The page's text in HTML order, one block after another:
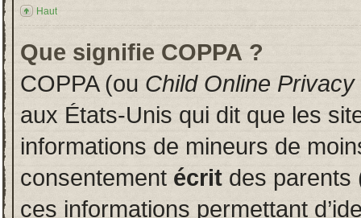
Haut
Que signifie COPPA ?
COPPA (ou Child Online
aux États-Unis qui dit que les
informations de mineurs de
consentement écrit des parents
ces informations permettant